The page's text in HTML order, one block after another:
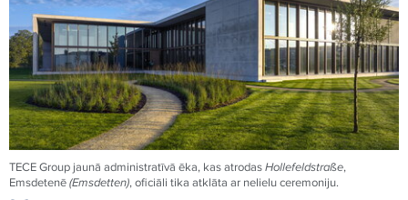
TECE Group jaunā administratīvā ēka, kas atrodasHollefeldstraße,
Emsdetenē(Emsdetten), oficiāli tika atklāta ar nelielu ceremoniju.